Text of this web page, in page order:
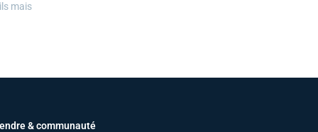
mais
& communauté